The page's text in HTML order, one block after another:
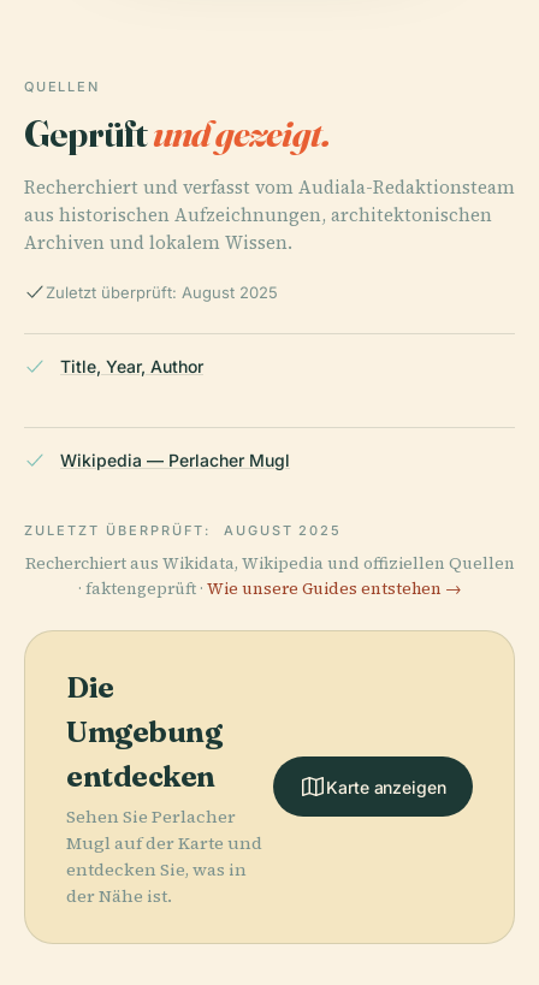
QUELLEN
Geprüftund gezeigt.
Recherchiert und verfasst vom Audiala-Redaktionsteam
aus historischen Aufzeichnungen, architektonischen
Archiven und lokalem Wissen.
Zuletzt überprüft: August 2025
Title, Year, Author
Wikipedia — Perlacher Mugl
ZULETZT ÜBERPRÜFT: AUGUST 2025
Recherchiert aus Wikidata, Wikipedia und offiziellen Quellen
· faktengeprüft · Wie unsere Guides entstehen →
Die
Umgebung
entdecken
Sehen Sie Perlacher
Mugl auf der Karte und
entdecken Sie, was in
der Nähe ist.
Karte anzeigen